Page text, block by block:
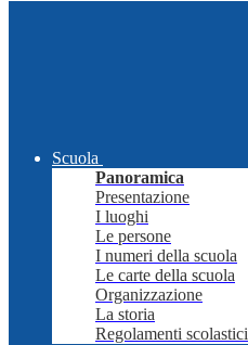
Scuola
Panoramica
Presentazione
I luoghi
Le persone
I numeri della scuola
Le carte della scuola
Organizzazione
La storia
Regolamenti scolastici